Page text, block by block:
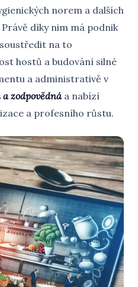
norem a dalších
díky nim má podnik
na to
hostů a budování silné
a administrativě v
zodpovědnáa nabízí
a profesního růstu.